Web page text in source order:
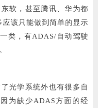
软，甚至腾讯、华为都
应该只能做到简单的显示
类，有ADAS/自动驾驶
光学系统外也有很多自
为缺少ADAS方面的经